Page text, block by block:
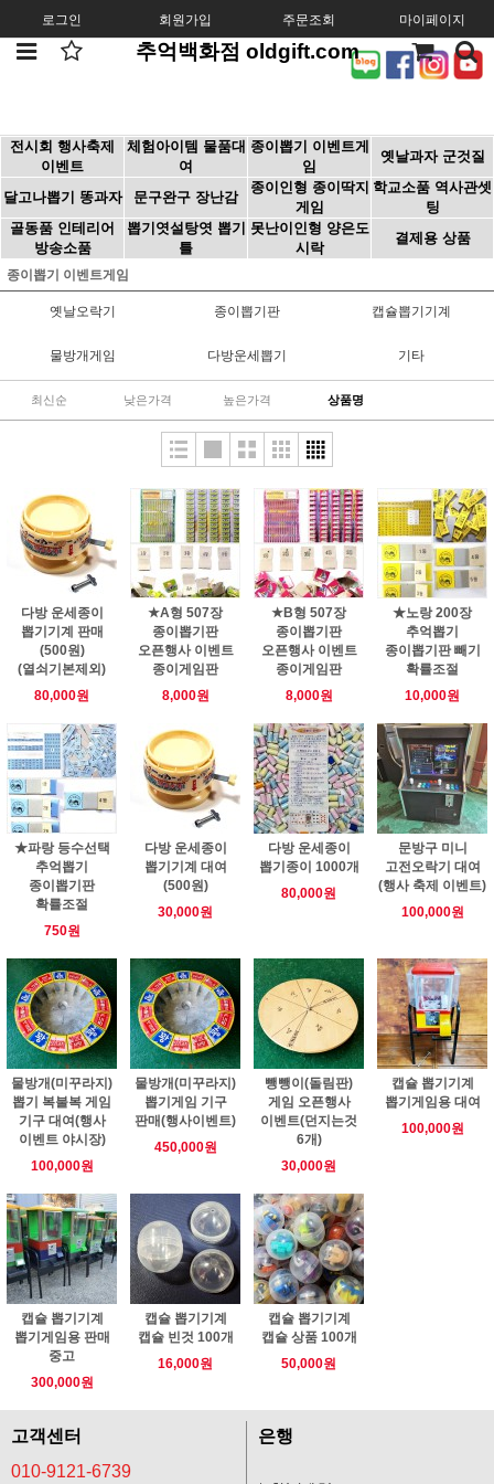
로그인 회원가입 주문조회 마이페이지
추억백화점 oldgift.com
전시회 행사축제
이벤트
체험아이템 물품대
여
종이뽑기 이벤트게
임
옛날과자 군것질
달고나뽑기 똥과자 문구완구 장난감
종이인형 종이딱지
게임
학교소품 역사관셋
팅
골동품 인테리어
방송소품
뽑기엿설탕엿 뽑기
틀
못난이인형 양은도
시락
결제용 상품
종이뽑기 이벤트게임
옛날오락기 종이뽑기판 캡슐뽑기기계
물방개게임 다방운세뽑기 기타
최신순 낮은가격 높은가격 상품명
다방 운세종이
뽑기기계 판매
(500원)
(열쇠기본제외)
80,000원
★A형 507장
종이뽑기판
오픈행사 이벤트
종이게임판
8,000원
★B형 507장
종이뽑기판
오픈행사 이벤트
종이게임판
8,000원
★노랑 200장
추억뽑기
종이뽑기판 빼기
확률조절
10,000원
★파랑 등수선택
추억뽑기
종이뽑기판
확률조절
750원
다방 운세종이
뽑기기계 대여
(500원)
30,000원
다방 운세종이
뽑기종이 1000개
80,000원
문방구 미니
고전오락기 대여
(행사 축제 이벤트)
100,000원
물방개(미꾸라지)
뽑기 복불복 게임
기구 대여(행사
이벤트 야시장)
100,000원
물방개(미꾸라지)
뽑기게임 기구
판매(행사이벤트)
450,000원
뺑뺑이(돌림판)
게임 오픈행사
이벤트(던지는것
6개)
30,000원
캡슐 뽑기기계
뽑기게임용 대여
100,000원
캡슐 뽑기기계
뽑기게임용 판매
중고
300,000원
캡슐 뽑기기계
캡슐 빈것 100개
16,000원
캡슐 뽑기기계
캡슐 상품 100개
50,000원
고객센터
010-9121-6739
은행